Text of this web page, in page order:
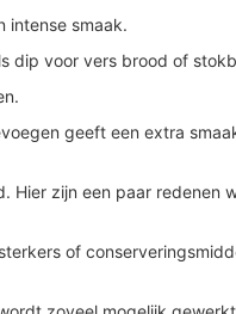
intense smaak.
dip voor vers brood of
geeft een extra
zijn een paar redenen
of